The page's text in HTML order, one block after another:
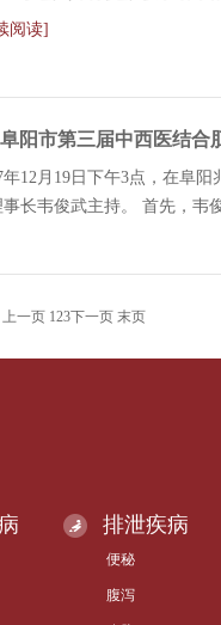
阅读]
阜阳市第三届中西医结合
年12月19日下午3点，在阜
事长韦俊武主持。 首先，韦
上一页 123下一页 末页
排泄疾病
便秘
腹泻